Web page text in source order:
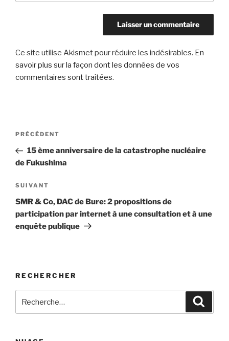
Ce site utilise Akismet pour réduire les indésirables. En
savoir plus sur la façon dont les données de vos
commentaires sont traitées.
Navigation
l’article
Article
précédent
PRÉCÉDENT
15 ème anniversaire de la catastrophe nucléaire
de Fukushima
Article
suivant
SUIVANT
SMR & Co, DAC de Bure: 2 propositions de
participation par internet à une consultation et à une
enquête publique
RECHERCHER
pour